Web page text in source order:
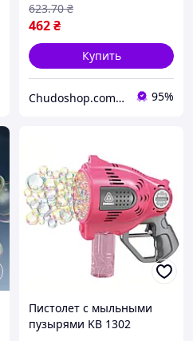
462₴
623.70 ₴
Купить
Chudoshop.com.ua 95%
Пистолет с мыльными
пузырями KB 1302